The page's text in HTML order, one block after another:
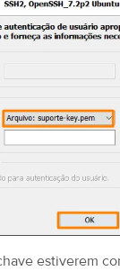
estiverem